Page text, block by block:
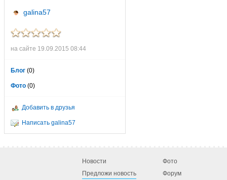
galina57
на сайте 19.09.2015 08:44
Блог (0)
Фото (0)
Добавить в друзья
Написать galina57
Новости
Предложи новость
Фото
Форум